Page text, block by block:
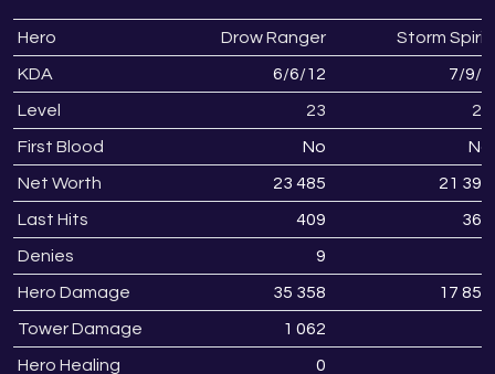
Hero Drow Ranger Storm Spirit
KDA 6/6/12 7/9/
Level 23 25
First Blood No No
Net Worth 23 485 21 396
Last Hits 409 362
Denies 9
Hero Damage 35 358 17 859
Tower Damage 1 062
Hero Healing 0